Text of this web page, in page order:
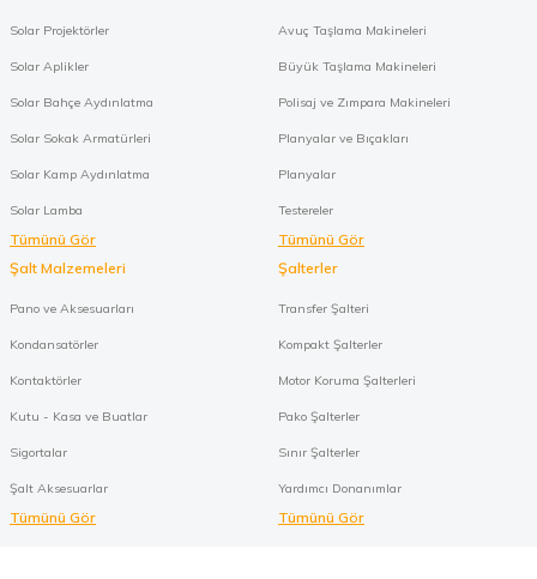
Solar Projektörler
Solar Aplikler
Solar Bahçe Aydınlatma
Solar Sokak Armatürleri
Solar Kamp Aydınlatma
Solar Lamba
Tümünü Gör
Avuç Taşlama Makineleri
Büyük Taşlama Makineleri
Polisaj ve Zımpara Makineleri
Planyalar ve Bıçakları
Planyalar
Testereler
Tümünü Gör
Şalt Malzemeleri
Pano ve Aksesuarları
Kondansatörler
Kontaktörler
Kutu - Kasa ve Buatlar
Sigortalar
Şalt Aksesuarlar
Tümünü Gör
Şalterler
Transfer Şalteri
Kompakt Şalterler
Motor Koruma Şalterleri
Pako Şalterler
Sınır Şalterler
Yardımcı Donanımlar
Tümünü Gör